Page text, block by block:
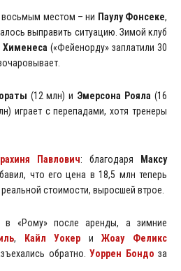
восьмым местом – ни Паулу Фонсеке,
выправить ситуацию. Зимой клуб
Хименеса («Фейенорду» заплатили 30
(12 млн) и Эмерсона Рояла (16
играет с перепадами, хотя тренеры
Павлович: благодаря
Максу
что его цена в 18,5 млн теперь
стоимости, выросшей втрое.
в «Рому» после аренды, а зимние
, Кайл Уокер иЖоау Феликс
обратно. Уоррен Бондо за